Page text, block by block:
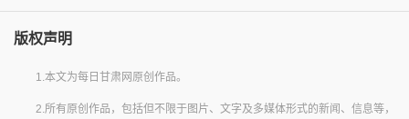
版权声明
1.本文为每日甘肃网原创作品。
2.所有原创作品，包括但不限于图片、文字及多媒体形式的新闻、信息等，